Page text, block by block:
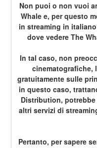
Non puoi o non vuoi
Whale e, per questo
in streaming in
dove vedere The
In tal caso, non
cinematografiche,
gratuitamente sulle
in questo caso,
Distribution,
altri servizi di
Pertanto, per sapere